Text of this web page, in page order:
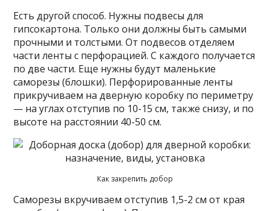
Есть другой способ. Нужны подвесы для
гипсокартона. Только они должны быть самыми
прочными и толстыми. От подвесов отделяем
части ленты с перфорацией. С каждого получается
по две части. Еще нужны будут маленькие
саморезы (блошки). Перфорированные ленты
прикручиваем на дверную коробку по периметру
— на углах отступив по 10-15 см, также снизу, и по
высоте на расстоянии 40-50 см.
Как закрепить добор
Саморезы вкручиваем отступив 1,5-2 см от края